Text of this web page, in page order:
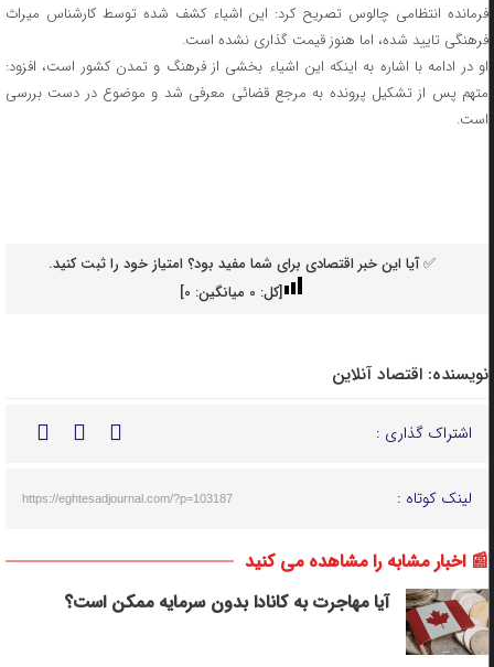
فرمانده انتظامی چالوس تصریح کرد: این اشیاء کشف شده توسط کارشناس میراث
فرهنگی تایید شده، اما هنوز قیمت گذاری نشده است.
او در ادامه با اشاره به اینکه این اشیاء بخشی از فرهنگ و تمدن کشور است، افزود:
متهم پس از تشکیل پرونده به مرجع قضائی معرفی شد و موضوع در دست بررسی
است.
✅ آیا این خبر اقتصادی برای شما مفید بود؟ امتیاز خود را ثبت کنید.
[کل: 0میانگین: 0
]
نویسنده: اقتصاد آنلاین
اشتراک گذاری :
لینک کوتاه : https://eghtesadjournal.com/?p=103187
📰 اخبار مشابه را مشاهده می کنید
آیا مهاجرت به کانادا بدون سرمایه ممکن است؟